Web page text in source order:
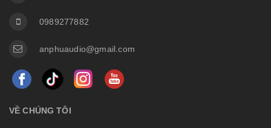
0989277882
anphuaudio@gmail.com
VỀ CHÚNG TÔI